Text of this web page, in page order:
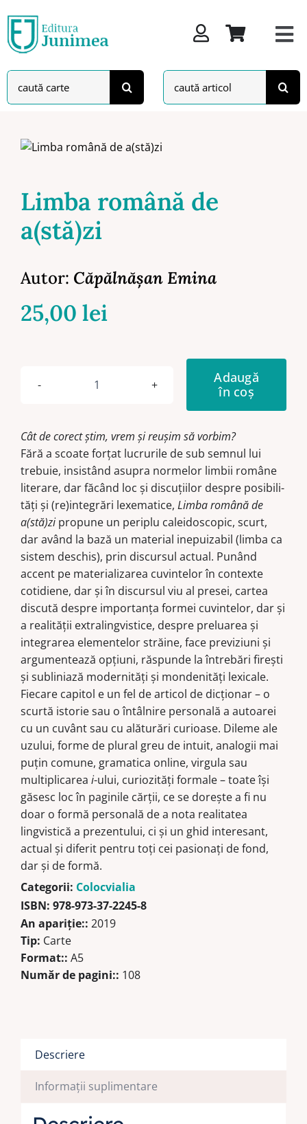
to
content
Search
for:
Search
for:
Limba română de
a(stă)zi
Autor: Căpălnăşan Emina
25,00 lei
Cantitate
de
a(stă)zi
Adaugă
în coș
Cât de corect știm, vrem și reușim să vorbim?
Fără a scoate forțat lucrurile de sub semnul lui
trebuie, insistând asupra normelor limbii române
literare, dar făcând loc și discuțiilor despre posibi­li­­
tăți și (re)integrări lexematice, Limba română de
a(stă)zipropune un periplu caleidoscopic, scurt,
dar având la bază un material ine­puizabil (limba ca
sistem deschis), prin discursul actual. Punând
accent pe materializarea cuvintelor în contexte
cotidiene, dar și în dis­cursul viu al presei, cartea
dis­cu­tă despre importanța formei cuvintelor, dar și
a realității extralingvistice, despre preluarea și
integrarea ele­­mente­lor străine, face previziuni și
argumentează opțiuni, răspunde la întrebări firești
și subliniază modernități și mondenități lexicale.
Fiecare capitol e un fel de articol de dicționar – o
scurtă istorie sau o întâlnire personală a autoarei
cu un cuvânt sau cu alăturări curioase. Dileme ale
uzului, forme de plural greu de intuit, analogii mai
puțin comu­ne, gramatica online, virgula sau
multiplicarea i-ului, curiozități formale – toate își
găsesc loc în paginile cărții, ce se dorește a fi nu
doar o formă perso­nală de a nota realitatea
lingvistică a prezentului, ci și un ghid inte­resant,
actual și diferit pentru toți cei pasionați de fond,
dar și de formă.
Categorii: Colocvialia
ISBN: 978-973-37-2245-8
An apariţie:: 2019
Tip: Carte
Format:: A5
Număr de pagini:: 108
Descriere
Informații suplimentare